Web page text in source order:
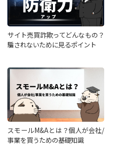
サイト売買詐欺ってどんなもの？
騙されないために見るポイント
スモールM&Aとは？個人が会社/
事業を買うための基礎知識